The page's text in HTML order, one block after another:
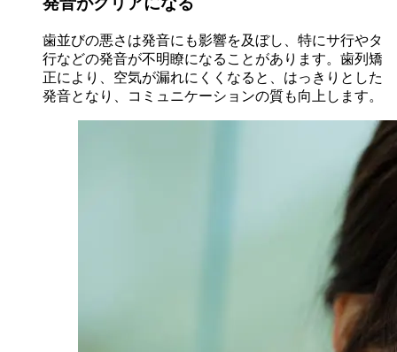
歯並びの悪さは発音にも影響を及ぼし、特にサ行やタ
行などの発音が不明瞭になることがあります。歯列矯
正により、空気が漏れにくくなると、はっきりとした
発音となり、コミュニケーションの質も向上します。